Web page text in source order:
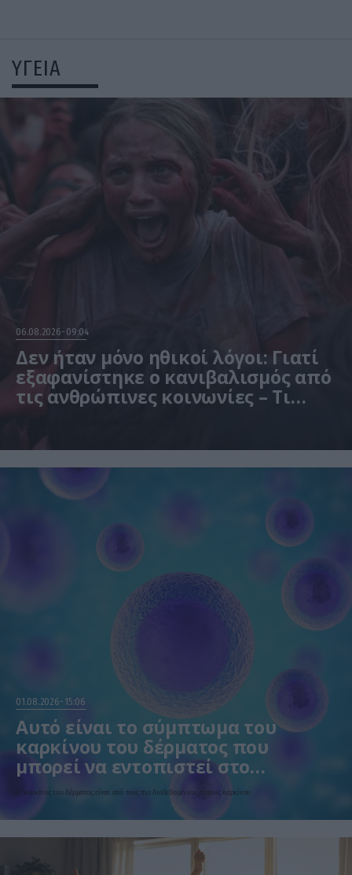
ΥΓΕΙΑ
06.08.2026 09:04
Δεν ήταν μόνο ηθικοί λόγοι: Γιατί
εξαφανίστηκε ο κανιβαλισμός από
τις ανθρώπινες κοινωνίες – Τι
01.08.2026 15:06
Αυτό είναι το σύμπτωμα του
καρκίνου του δέρματος που
μπορεί να εντοπιστεί στο
κομμωτήριο! – Τι δείχνει νέα
έρευνα
Ο καρκίνος του δέρματος είναι από τους πιο διαδεδομένους τύπους καρκίνου